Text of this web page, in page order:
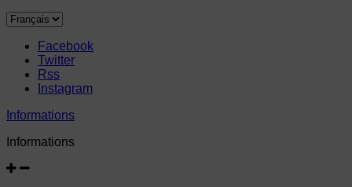
Facebook
Twitter
Rss
Instagram
Informations
Informations